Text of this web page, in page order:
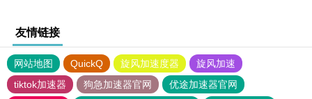
友情链接
网站地图 QuickQ 旋风加速度器
旋风加速
tiktok加速器
狗急加速器官网
优途加速器官网